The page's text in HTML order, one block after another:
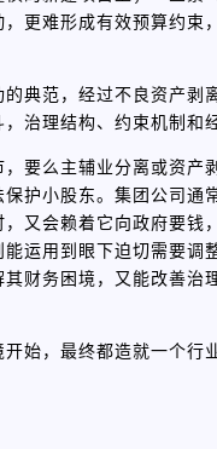
更难形成有效预算约束
典范，经过不良资产剥
治理结构、约束机制和
要么主辅业分离或资产
护小股东。集团公司通
又会赖着它向政府要钱
运用到眼下迫切需要调
财务困境，又能改善治
始，最终都造就一个行